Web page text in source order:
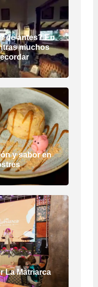
de antes? En
muchos
y sabor en
La Matriarca